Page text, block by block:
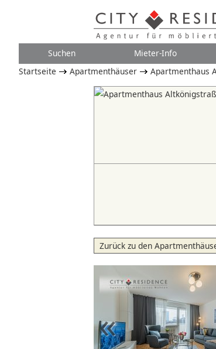
Suchen Mieter-Info
Startseite Apartmenthäuser Apartmenthaus
Zurück zu den
«